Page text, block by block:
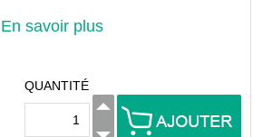
En savoir plus
QUANTITÉ